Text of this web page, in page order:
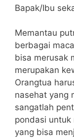
Bapak/Ibu
Memantau
berbagai
bisa merusak
merupakan
Orangtua
nasehat yang
sangatlah
pondasi
yang bisa